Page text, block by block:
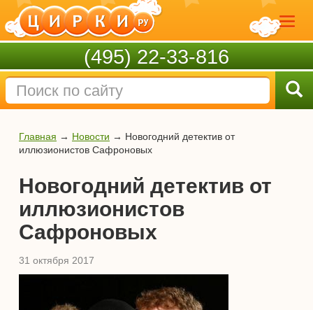
(495) 22-33-816
Главная → Новости → Новогодний детектив от
иллюзионистов Сафроновых
Новогодний детектив от
иллюзионистов
Сафроновых
31 октября 2017